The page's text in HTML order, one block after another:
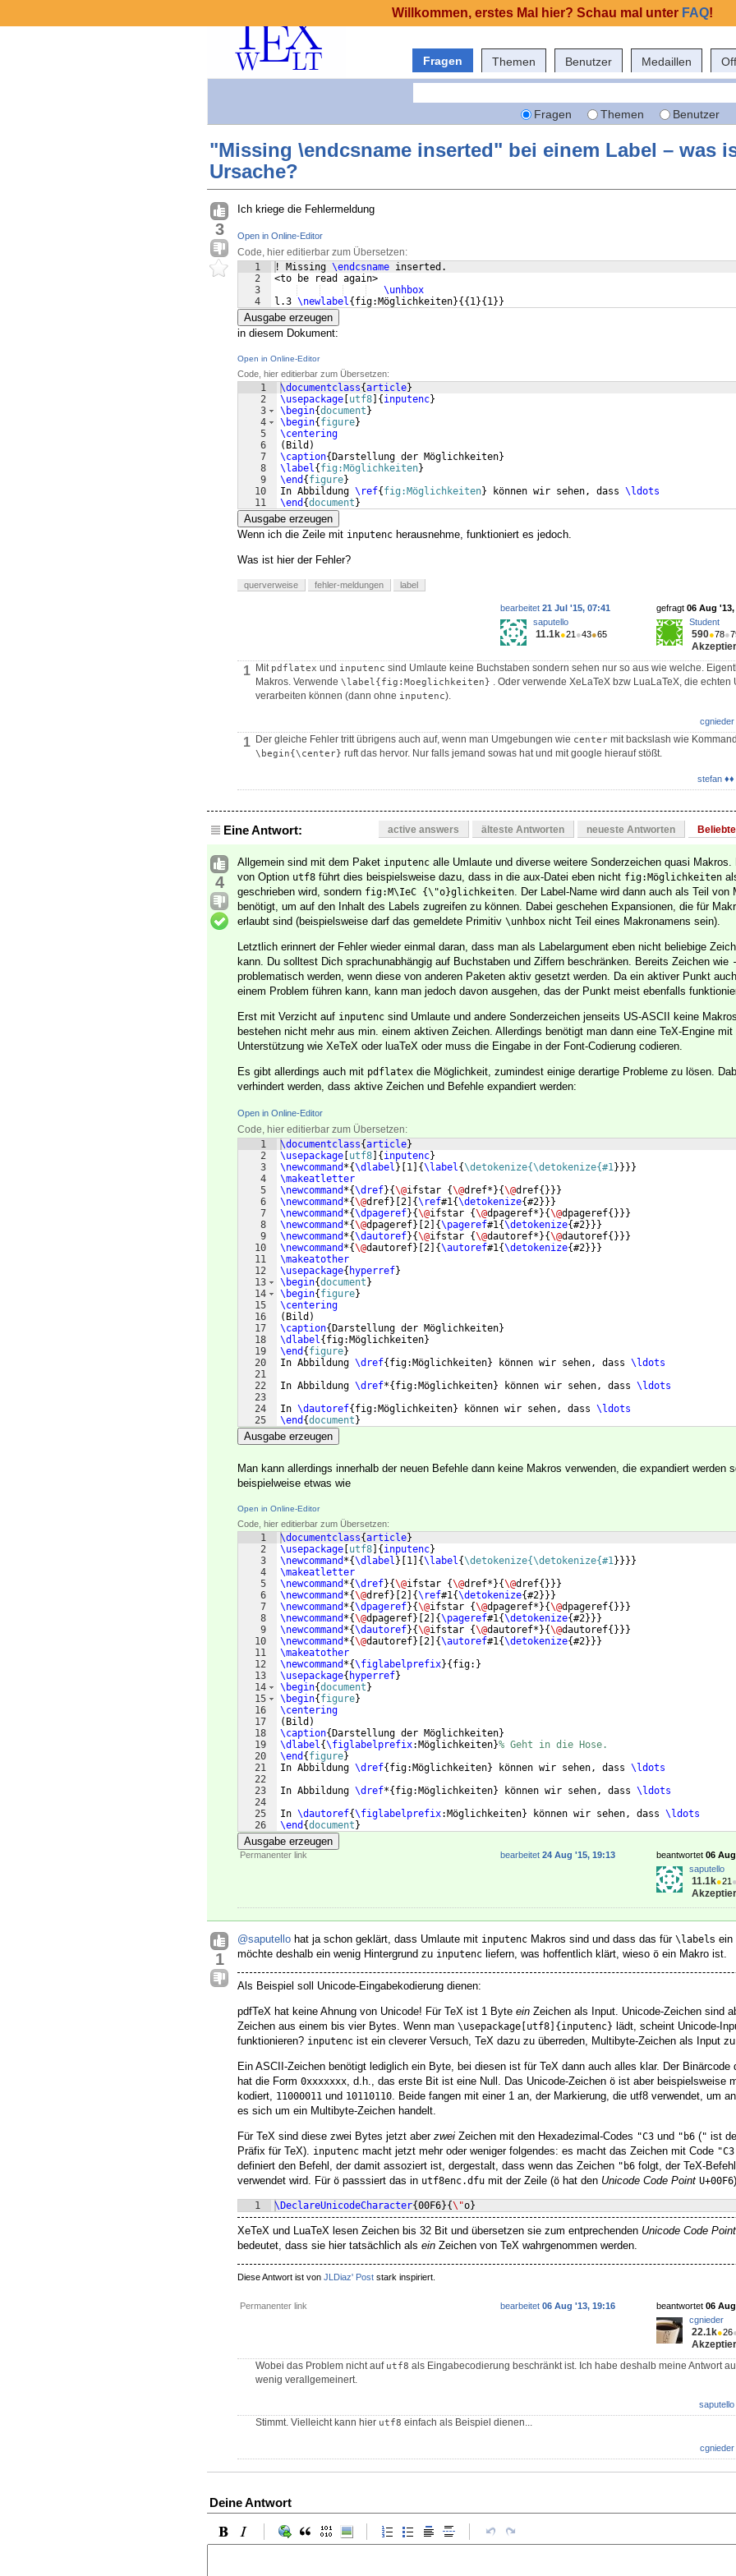
Fragen Themen Benutzer Medaillen
Fragen Themen Benutzer
"Missing \endcsname inserted" bei einem Label – was
Ursache?
3
Ich kriege die Fehlermeldung
Open in Online-Editor
Code, hier editierbar zum Übersetzen:
1
2
3
4
! Missing \endcsname inserted.
<to be read again>
\unhbox
l.3 \newlabel{ fig:Möglichkeiten}{{ 1}{ 1}}
Ausgabe erzeugen
in diesem Dokument:
Open in Online-Editor
Code, hier editierbar zum Übersetzen:
1
2
3
4
5
6
7
8
9
10
11
\documentclass{article}
\usepackage utf8 { inputenc}
\begin{document }
\begin{ figure}
\centering
( Bild )
\caption{ Darstellung der Möglichkeiten}
\label{ fig:Möglichkeiten}
\end { figure}
In Abbildung \ref{ fig:Möglichkeiten} können wir sehen, dass \ldots
\end {document }
Ausgabe erzeugen
Wenn ich die Zeile mit inputenc herausnehme, funktioniert es jedoch.
Was ist hier der Fehler?
querverweise fehler-meldungen label
gefragt 06 Aug '13,
Student
590●78●
bearbeitet 21 Jul '15, 07:41
saputello
11.1k●21 ●43●65
1 Mit pdflatex und inputenc sind Umlaute keine Buchstaben sondern sehen nur so aus wie welche.
Makros. Verwende \label{fig:Moeglichkeiten} . Oder verwende XeLaTeX bzw LuaLaTeX, die echten
verarbeiten können (dann ohne inputenc).
cgnieder
1 Der gleiche Fehler tritt übrigens auch auf, wenn man Umgebungen wie center mit backslash wie
\begin{\center} ruft das hervor. Nur falls jemand sowas hat und mit google hierauf stößt.
stefan ♦♦
Eine Antwort: active answers älteste Antworten neueste Antworten
4
Allgemein sind mit dem Paket inputenc alle Umlaute und diverse weitere Sonderzeichen quasi Makros.
von Option utf8 führt dies beispielsweise dazu, dass in die aux-Datei eben nicht fig:Möglichkeiten
geschrieben wird, sondern fig:M\IeC {\"o}glichkeiten. Der Label-Name wird dann auch als Teil von
benötigt, um auf den Inhalt des Labels zugreifen zu können. Dabei geschehen Expansionen, die für
erlaubt sind (beispielsweise darf das gemeldete Primitiv \unhbox nicht Teil eines Makronamens sein).
Letztlich erinnert der Fehler wieder einmal daran, dass man als Labelargument eben nicht beliebige
kann. Du solltest Dich sprachunabhängig auf Buchstaben und Ziffern beschränken. Bereits Zeichen wie -
problematisch werden, wenn diese von anderen Paketen aktiv gesetzt werden. Da ein aktiver Punkt
einem Problem führen kann, kann man jedoch davon ausgehen, das der Punkt meist ebenfalls
Erst mit Verzicht auf inputenc sind Umlaute und andere Sonderzeichen jenseits US-ASCII keine
bestehen nicht mehr aus min. einem aktiven Zeichen. Allerdings benötigt man dann eine TeX-Engine
Unterstützung wie XeTeX oder luaTeX oder muss die Eingabe in der Font-Codierung codieren.
Es gibt allerdings auch mit pdflatex die Möglichkeit, zumindest einige derartige Probleme zu lösen.
verhindert werden, dass aktive Zeichen und Befehle expandiert werden:
Open in Online-Editor
Code, hier editierbar zum Übersetzen:
1
2
3
4
5
6
7
8
9
10
11
12
13
14
15
16
17
18
19
20
21
22
23
24
25
\documentclass{article}
\usepackage utf8 { inputenc}
\newcommand *{\dlabel } 1 {\label{\detokenize{\detokenize{#1} }}}
\makeatletter
\newcommand *{\dref}{\@ifstar {\@dref* }{\@dref{ }}}
\newcommand *{\@dref} 2 {\ref#1{\detokenize{#2}}}
\newcommand *{\dpageref}{\@ifstar {\@dpageref* }{\@dpageref{ }}}
\newcommand *{\@dpageref} 2 {\pageref#1{\detokenize{#2}}}
\newcommand *{\dautoref}{\@ifstar {\@dautoref* }{\@dautoref{ }}}
\newcommand *{\@dautoref} 2 {\autoref#1{\detokenize{#2}}}
\makeatother
\usepackage{ hyperref}
\begin{document }
\begin{ figure}
\centering
( Bild )
\caption{ Darstellung der Möglichkeiten}
\dlabel{ fig:Möglichkeiten}
\end { figure}
In Abbildung \dref{ fig:Möglichkeiten} können wir sehen, dass \ldots
In Abbildung \dref*{ fig:Möglichkeiten} können wir sehen, dass \ldots
In \dautoref{ fig:Möglichkeiten} können wir sehen, dass \ldots
\end {document }
Ausgabe erzeugen
Man kann allerdings innerhalb der neuen Befehle dann keine Makros verwenden, die expandiert werden
beispielweise etwas wie
Open in Online-Editor
Code, hier editierbar zum Übersetzen:
1
2
3
4
5
6
7
8
9
10
11
12
13
14
15
16
17
18
19
20
21
22
23
24
25
26
\documentclass{article}
\usepackage utf8 { inputenc}
\newcommand *{\dlabel } 1 {\label{\detokenize{\detokenize{#1} }}}
\makeatletter
\newcommand *{\dref}{\@ifstar {\@dref* }{\@dref{ }}}
\newcommand *{\@dref} 2 {\ref#1{\detokenize{#2}}}
\newcommand *{\dpageref}{\@ifstar {\@dpageref* }{\@dpageref{ }}}
\newcommand *{\@dpageref} 2 {\pageref#1{\detokenize{#2}}}
\newcommand *{\dautoref}{\@ifstar {\@dautoref* }{\@dautoref{ }}}
\newcommand *{\@dautoref} 2 {\autoref#1{\detokenize{#2}}}
\makeatother
\newcommand *{\figlabelprefix}{ fig: }
\usepackage{ hyperref}
\begin{document }
\begin{ figure}
\centering
( Bild )
\caption{ Darstellung der Möglichkeiten}
\dlabel{\figlabelprefix:Möglichkeiten}% Geht in die Hose.
\end { figure}
In Abbildung \dref{ fig:Möglichkeiten} können wir sehen, dass \ldots
In Abbildung \dref*{ fig:Möglichkeiten} können wir sehen, dass \ldots
In \dautoref{\figlabelprefix:Möglichkeiten} können wir sehen, dass \ldots
\end {document }
Ausgabe erzeugen
Permanenter link beantwortet 06
saputello
11.1k●21 ●
bearbeitet 24 Aug '15, 19:13
1
@saputello hat ja schon geklärt, dass Umlaute mit inputenc Makros sind und dass das für \labels ein
möchte deshalb ein wenig Hintergrund zu inputenc liefern, was hoffentlich klärt, wieso ö ein Makro ist.
Als Beispiel soll Unicode-Eingabekodierung dienen:
pdfTeX hat keine Ahnung von Unicode! Für TeX ist 1 Byte ein Zeichen als Input. Unicode-Zeichen sind
Zeichen aus einem bis vier Bytes. Wenn man \usepackage[utf8]{inputenc} lädt, scheint Unicode-
funktionieren? inputenc ist ein cleverer Versuch, TeX dazu zu überreden, Multibyte-Zeichen als Input zu
Ein ASCII-Zeichen benötigt lediglich ein Byte, bei diesen ist für TeX dann auch alles klar. Der Binärcode
hat die Form 0xxxxxxx , d.h., das erste Bit ist eine Null. Das Unicode-Zeichen ö ist aber beispielsweise
kodiert,
11000011 und 10110110 . Beide fangen mit einer 1 an, der Markierung, die utf8 verwendet, um
es sich um ein Multibyte-Zeichen handelt.
Für TeX sind diese zwei Bytes jetzt aber zwei Zeichen mit den Hexadezimal-Codes "C3 und "b6 (" ist
Präfix für TeX).
inputenc macht jetzt mehr oder weniger folgendes: es macht das Zeichen mit Code "C3
definiert den Befehl, der damit assoziert ist, dergestalt, dass wenn das Zeichen "b6 folgt, der TeX-Befehl
verwendet wird. Für ö passsiert das in utf8enc.dfu mit der Zeile (ö hat den Unicode Code Point U+00F6
1 \DeclareUnicodeCharacter{00F6}{\"o}
XeTeX und LuaTeX lesen Zeichen bis 32 Bit und übersetzen sie zum entprechenden Unicode Code Point
bedeutet, dass sie hier tatsächlich als ein Zeichen von TeX wahrgenommen werden.
Diese Antwort ist von JLDiaz' Post stark inspiriert.
Permanenter link beantwortet 06
cgnieder
22.1k●26
bearbeitet 06 Aug '13, 19:16
Wobei das Problem nicht auf utf8 als Eingabecodierung beschränkt ist. Ich habe deshalb meine Antwort
wenig verallgemeinert.
saputello
Stimmt. Vielleicht kann hier utf8 einfach als Beispiel dienen...
cgnieder
Deine Antwort
Willkommen, erstes Mal hier? Schau mal unter FAQ!